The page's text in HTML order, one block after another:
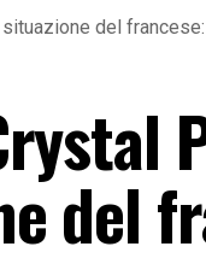
del
del